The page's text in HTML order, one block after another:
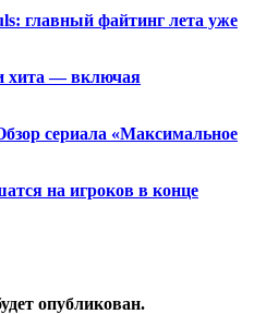
главный файтинг лета уже
хита — включая
сериала «Максимальное
на игроков в конце
опубликован.